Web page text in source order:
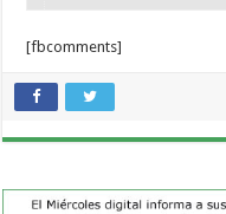
[fbcomments]